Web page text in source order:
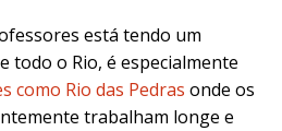
está tendo um
todo o Rio, é especialmente
como Rio das Pedras onde os
trabalham longe e